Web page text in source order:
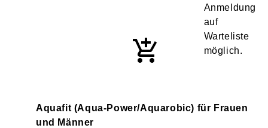
Aquafit (Aqua-Power/Aquarobic) für Frauen
und Männer